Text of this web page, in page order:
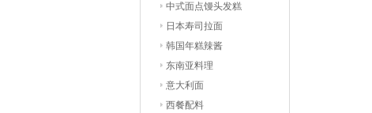
中式面点馒头发糕
日本寿司拉面
韩国年糕辣酱
东南亚料理
意大利面
西餐配料